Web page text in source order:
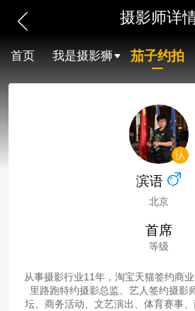
摄影师详
首页 我是摄影狮 茄子约拍
滨语
北京
首席
等级
从事摄影行业11年，淘宝天猫签约商
里路跑特约摄影总监、艺人签约摄影
坛、商务活动、文艺演出、体育赛事、